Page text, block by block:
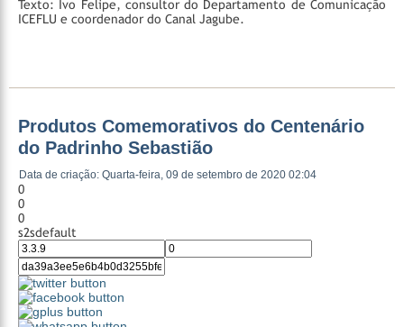
Texto: Ivo Felipe, consultor do Departamento de Comunicação
ICEFLU e coordenador do Canal Jagube.
Produtos Comemorativos do Centenário
do Padrinho Sebastião
Data de criação: Quarta-feira, 09 de setembro de 2020 02:04
0
0
0
s2sdefault